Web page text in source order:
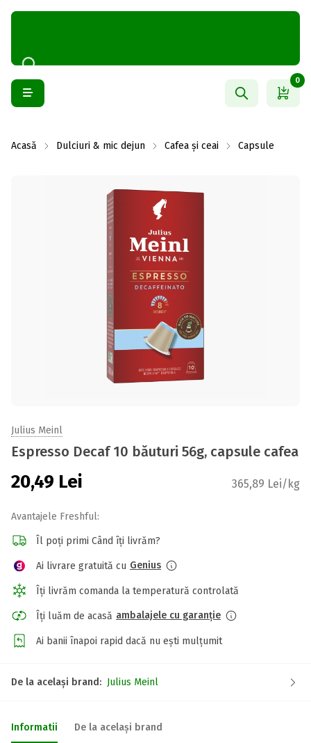
0
Acasă Dulciuri & mic dejun Cafea și ceai Capsule
Julius Meinl
Espresso Decaf 10 băuturi 56g, capsule cafea
20,49 Lei 365,89 Lei/kg
Avantajele Freshful:
Îl poți primi Când îți livrăm?
Ai livrare gratuită cu Genius
Îți livrăm comanda la temperatură controlată
Îți luăm de acasă ambalajele cu garanție
Ai banii înapoi rapid dacă nu ești mulțumit
De la același brand: Julius Meinl
Informatii De la același brand